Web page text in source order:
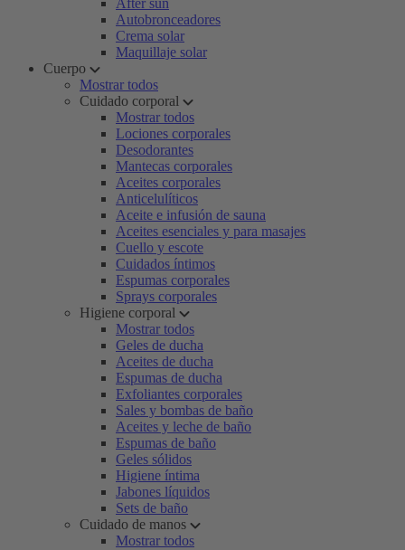
After sun
Autobronceadores
Crema solar
Maquillaje solar
Cuerpo
Mostrar todos
Cuidado corporal
Mostrar todos
Lociones corporales
Desodorantes
Mantecas corporales
Aceites corporales
Anticelulíticos
Aceite e infusión de sauna
Aceites esenciales y para masajes
Cuello y escote
Cuidados íntimos
Espumas corporales
Sprays corporales
Higiene corporal
Mostrar todos
Geles de ducha
Aceites de ducha
Espumas de ducha
Exfoliantes corporales
Sales y bombas de baño
Aceites y leche de baño
Espumas de baño
Geles sólidos
Higiene íntima
Jabones líquidos
Sets de baño
Cuidado de manos
Mostrar todos